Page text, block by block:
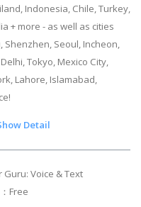
Indonesia, Chile, Turkey,
+ more - as well as cities
Shenzhen, Seoul, Incheon,
Tokyo, Mexico City,
Lahore, Islamabad,
Detail
Guru: Voice & Text
：Free